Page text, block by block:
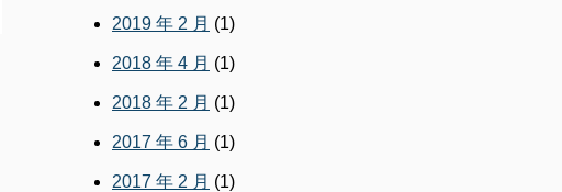
2019 年 2 月 (1)
2018 年 4 月 (1)
2018 年 2 月 (1)
2017 年 6 月 (1)
2017 年 2 月 (1)